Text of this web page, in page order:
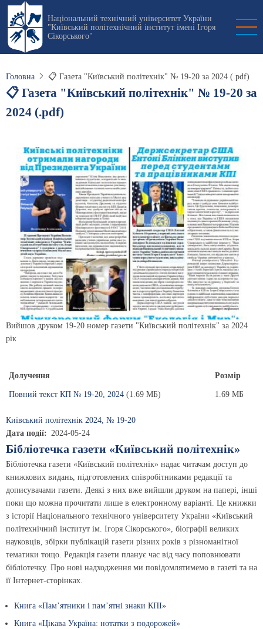
Перейти
основного
вмісту
Національний технічний університет України
"Київський політехнічний інститут імені Ігоря
Сікорського"
Головна 📋 Газета "Київський політехнік" № 19-20 за 2024 (.pdf)
📋 Газета "Київський політехнік" № 19-20 за
2024 (.pdf)
Вийшов друком 19-20 номер газети "Київський політехнік" за 2024
рік
Долучення Розмір
Повний текст КП № 19-20, 2024 (1.69 МБ) 1.69 МБ
Київський полiтехнiк 2024, № 19-20
Дата події
2024-05-24
Бібліотечка газети «Київський політехнік»
Бібліотечка газети «Київський політехнік» надає читачам доступ до
книжкових видань, підготовлених співробітниками редакції та
дописувачами газети. Деякі з них вже вийшли друком на папері, інші
поки що можна прочитати лише в електронному варіанті. Це книжки
з історії Національного технічного університету України «Київський
політехнічний інститут ім. Ігоря Сікорського», біографії великих
науковців, збірки публікацій газети різних років з різноманітної
тематики тощо. Редакція газети планує час від часу поповнювати
бібліотечку. Про нові надходження ми повідомлятимемо в газеті та на
її Інтернет-сторінках.
Книга «Пам’ятники і пам’ятні знаки КПІ»
Книга «Цікава Україна: нотатки з подорожей»